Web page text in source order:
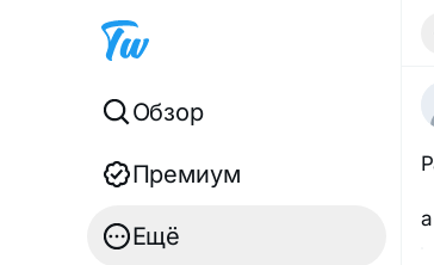
Обзор
Премиум
Ещё